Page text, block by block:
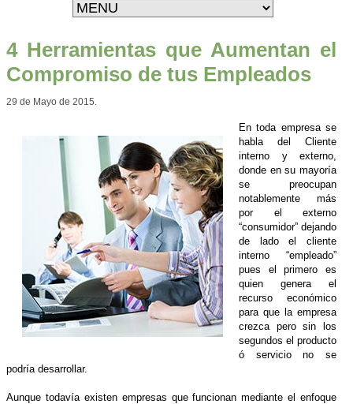
4 Herramientas que Aumentan el
Compromiso de tus Empleados
29 de Mayo de 2015.
En toda empresa se
habla del Cliente
interno y externo,
donde en su mayoría
se preocupan
notablemente más
por el externo
“consumidor” dejando
de lado el cliente
interno “empleado”
pues el primero es
quien genera el
recurso económico
para que la empresa
crezca pero sin los
segundos el producto
ó servicio no se
podría desarrollar.
Aunque todavía existen empresas que funcionan mediante el enfoque